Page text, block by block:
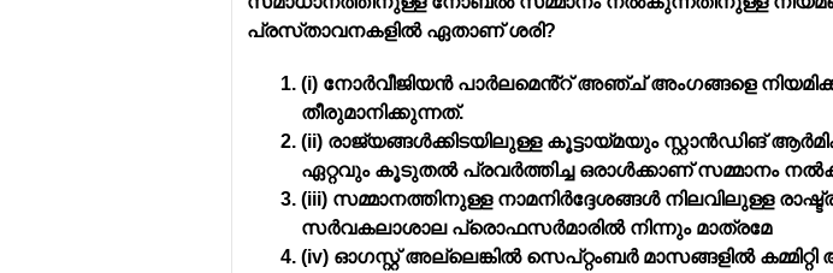
പ്രസ്‌താവനകളിൽ ഏതാണ് ശരി?
(i) നോർവീജിയൻ പാർലമെൻ്റ് അഞ്ച് അംഗങ്ങളെ
തീരുമാനിക്കുന്നത്.
(ii) രാജ്യങ്ങൾക്കിടയിലുള്ള കൂട്ടായ്‌മയും സ്റ്റാൻഡിങ്
ഏറ്റവും കൂടുതൽ പ്രവർത്തിച്ച ഒരാൾക്കാണ് സമ്മാനം
(iii) സമ്മാനത്തിനുള്ള നാമനിർദ്ദേശങ്ങൾ നിലവിലുള്ള
സർവകലാശാല പ്രൊഫസർമാരിൽ നിന്നും മാത്രമേ
(iv) ഓഗസ്റ്റ് അല്ലെങ്കിൽ സെപ്റ്റംബർ മാസങ്ങളിൽ